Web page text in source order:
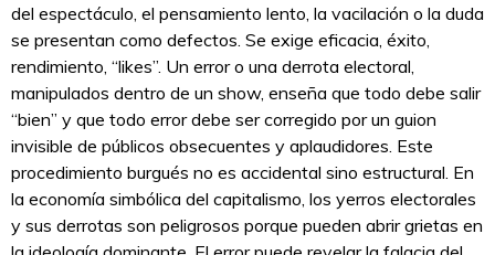
del espectáculo, el pensamiento lento, la vacilación o la duda
se presentan como defectos. Se exige eficacia, éxito,
rendimiento, “likes”. Un error o una derrota electoral,
manipulados dentro de un show, enseña que todo debe salir
“bien” y que todo error debe ser corregido por un guion
invisible de públicos obsecuentes y aplaudidores. Este
procedimiento burgués no es accidental sino estructural. En
la economía simbólica del capitalismo, los yerros electorales
y sus derrotas son peligrosos porque pueden abrir grietas en